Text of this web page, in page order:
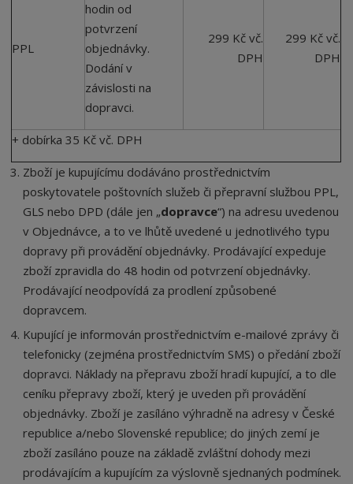
PPL
hodin od
potvrzení
objednávky.
Dodání v
závislosti na
dopravci.
299 Kč vč.
DPH
299 Kč vč.
DPH
+ dobírka 35 Kč vč. DPH
Zboží je kupujícímu dodáváno prostřednictvím
poskytovatele poštovních služeb či přepravní službou PPL,
GLS nebo DPD (dále jen „dopravce“) na adresu uvedenou
v Objednávce, a to ve lhůtě uvedené u jednotlivého typu
dopravy při provádění objednávky. Prodávající expeduje
zboží zpravidla do 48 hodin od potvrzení objednávky.
Prodávající neodpovídá za prodlení způsobené
dopravcem.
Kupující je informován prostřednictvím e-mailové zprávy či
telefonicky (zejména prostřednictvím SMS) o předání zboží
dopravci. Náklady na přepravu zboží hradí kupující, a to dle
ceníku přepravy zboží, který je uveden při provádění
objednávky. Zboží je zasíláno výhradně na adresy v České
republice a/nebo Slovenské republice; do jiných zemí je
zboží zasíláno pouze na základě zvláštní dohody mezi
prodávajícím a kupujícím za výslovně sjednaných podmínek.